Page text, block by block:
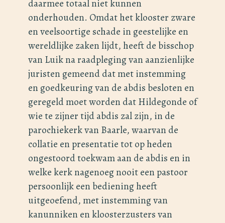
daarmee totaal niet kunnen
onderhouden. Omdat het klooster zware
en veelsoortige schade in geestelijke en
wereldlijke zaken lijdt, heeft de bisschop
van Luik na raadpleging van aanzienlijke
juristen gemeend dat met instemming
en goedkeuring van de abdis besloten en
geregeld moet worden dat Hildegonde of
wie te zijner tijd abdis zal zijn, in de
parochiekerk van Baarle, waarvan de
collatie en presentatie tot op heden
ongestoord toekwam aan de abdis en in
welke kerk nagenoeg nooit een pastoor
persoonlijk een bediening heeft
uitgeoefend, met instemming van
kanunniken en kloosterzusters van